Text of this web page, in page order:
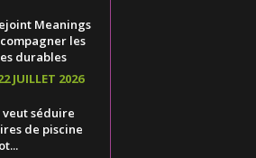
Meanings
les
durables
JUILLET 2026
veut séduire
de piscine